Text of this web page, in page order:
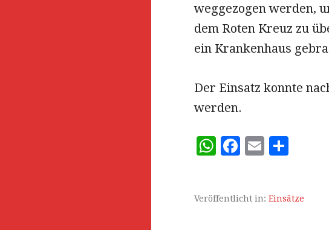
weggezogen werden,
dem Roten Kreuz zu
ein Krankenhaus
Der Einsatz konnte
werden.
W
s
F
e
E
l
n
Veröffentlicht in: Einsätze